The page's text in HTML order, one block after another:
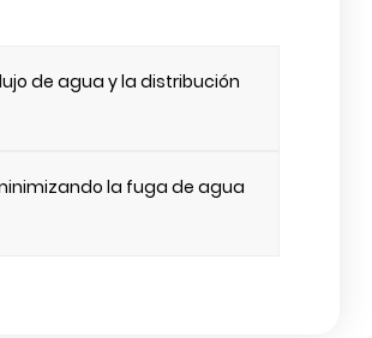
de agua y la distribución
la fuga de agua